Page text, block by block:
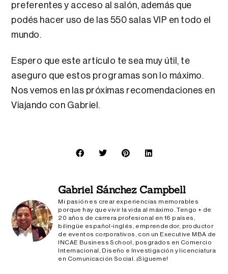
preferentes y acceso al salón, además que
podés hacer uso de las 550 salas VIP en todo el
mundo.
Espero que este artículo te sea muy útil, te
aseguro que estos programas son lo máximo.
Nos vemos en las próximas recomendaciones en
Viajando con Gabriel.
Gabriel Sánchez Campbell
Mi pasión es crear experiencias memorables
porque hay que vivir la vida al máximo. Tengo + de
20 años de carrera profesional en 16 países,
bilingüe español-inglés, emprendedor, productor
de eventos corporativos, con un Executive MBA de
INCAE Business School, posgrados en Comercio
Internacional, Diseño e Investigación y licenciatura
en Comunicación Social. ¡Sígueme!